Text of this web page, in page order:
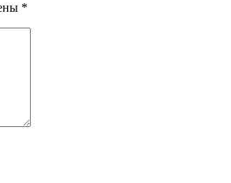
*